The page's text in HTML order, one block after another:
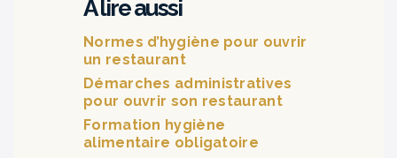
À lire aussi
Normes d’hygiène pour ouvrir
un restaurant
Démarches administratives
pour ouvrir son restaurant
Formation hygiène
alimentaire obligatoire